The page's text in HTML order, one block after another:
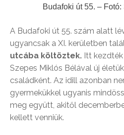
Budafoki út 55. –
A Budafoki út 55. szám alatt
ugyancsak a XI. kerületben
utcába költöztek. Itt kezdték
Szepes Miklós Bélával új
családként. Az idill azonban
gyermekükkel ugyanis
meg együtt, akitől
kellett venniük.